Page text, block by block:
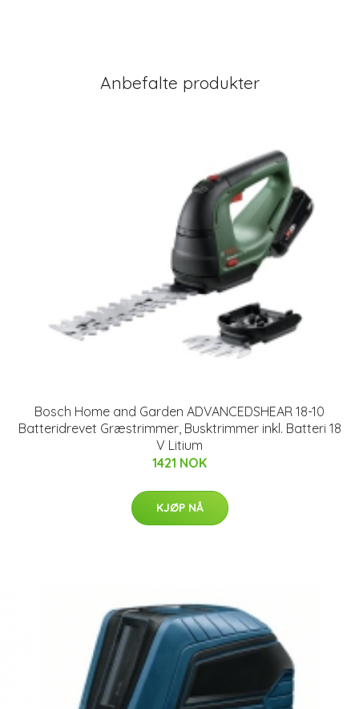
Anbefalte produkter
Bosch Home and Garden ADVANCEDSHEAR 18-10
Batteridrevet Græstrimmer, Busktrimmer inkl. Batteri 18
V Litium
1421 NOK
KJØP NÅ